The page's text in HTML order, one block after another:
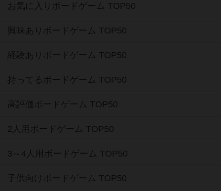
お気に入りボードゲーム TOP50
興味ありボードゲーム TOP50
経験ありボードゲーム TOP50
持ってるボードゲーム TOP50
高評価ボードゲーム TOP50
2人用ボードゲーム TOP50
3～4人用ボードゲーム TOP50
子供向けボードゲーム TOP50